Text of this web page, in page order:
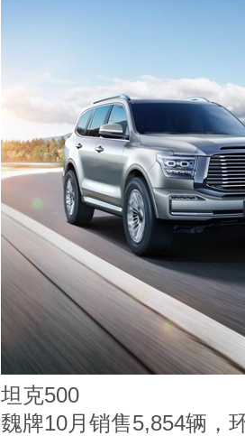
坦克500
魏牌10月销售5,854辆，